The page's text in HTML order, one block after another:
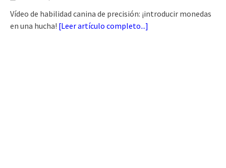
Vídeo de habilidad canina de precisión: ¡introducir monedas
en una hucha! [Leer artículo completo...]